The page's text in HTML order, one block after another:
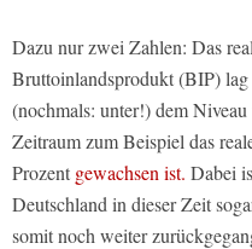
Dazu nur zwei Zahlen: Das
Bruttoinlandsprodukt (BIP)
(nochmals: unter!) dem
Zeitraum zum Beispiel das
Prozent gewachsen ist. Dabei
Deutschland in dieser Zeit
somit noch weiter